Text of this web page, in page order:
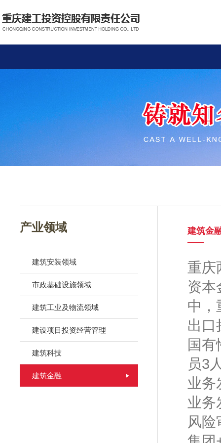
产业领域
建筑安装领域
市政基础设施领域
建筑工业及物流领域
建设项目投资经营管理
建筑科技
建筑金融
建筑金
重庆
资本
中，
出口
国有
员3
业务
业务
风